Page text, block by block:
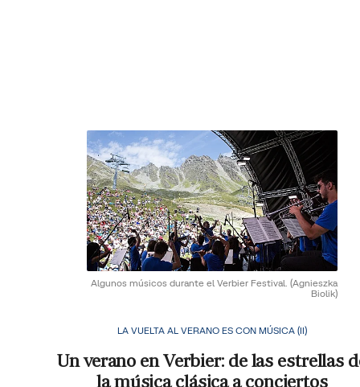
Algunos músicos durante el Verbier Festival. (Agnieszka
Biolik)
LA VUELTA AL VERANO ES CON MÚSICA (II)
Un verano en Verbier: de las estrellas
la música clásica a conciertos